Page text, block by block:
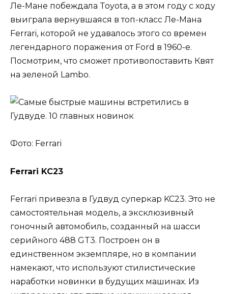
Ле-Мане побеждала Toyota, а в этом году с ходу
выиграла вернувшаяся в топ-класс Ле-Мана
Ferrari, которой не удавалось этого со времен
легендарного поражения от Ford в 1960-е.
Посмотрим, что сможет противопоставить Квят
на зеленой Lambo.
Фото: Ferrari
Ferrari KC23
Ferrari привезла в Гудвуд суперкар KC23. Это не
самостоятельная модель, а эксклюзивный
гоночный автомобиль, созданный на шасси
серийного 488 GT3. Построен он в
единственном экземпляре, но в компании
намекают, что используют стилистические
наработки новинки в будущих машинах. Из